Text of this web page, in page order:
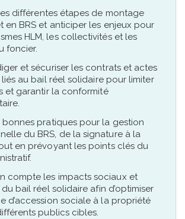
différentes étapes de montage
en BRS et anticiper les enjeux pour
HLM, les collectivités et les
foncier.
et sécuriser les contrats et actes
au bail réel solidaire pour limiter
et garantir la conformité
bonnes pratiques pour la gestion
du BRS, de la signature à la
en prévoyant les points clés du
compte les impacts sociaux et
bail réel solidaire afin d’optimiser
d’accession sociale à la propriété
publics cibles.